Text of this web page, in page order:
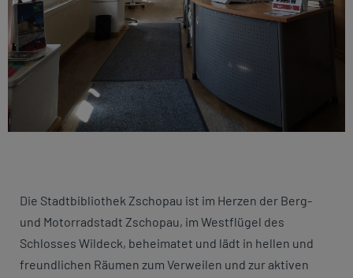
Die Stadtbibliothek Zschopau ist im Herzen der Berg-
und Motorradstadt Zschopau, im Westflügel des
Schlosses Wildeck, beheimatet und lädt in hellen und
freundlichen Räumen zum Verweilen und zur aktiven